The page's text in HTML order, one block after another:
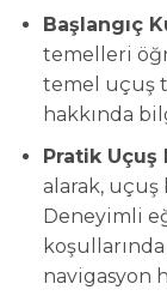
Başlangıç
temelleri
temel uçuş
hakkında
Pratik Uçuş
alarak,
Deneyimli
navigasyon